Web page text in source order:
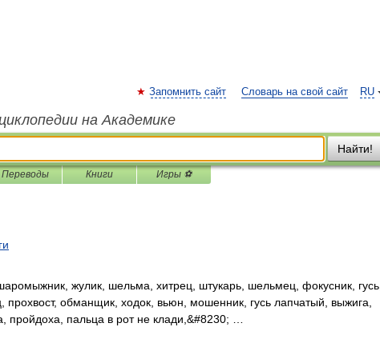
RU
Запомнить сайт Словарь на свой сайт
на Академике
Найти!
Переводы Книги Игры ⚽
жулик, шельма, хитрец, штукарь, шельмец, фокусник, гусь,
обманщик, ходок, вьюн, мошенник, гусь лапчатый, выжига,
пройдоха, пальца в рот не клади,&#8230; …